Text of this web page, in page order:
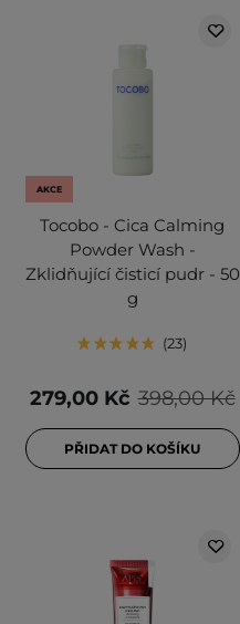
AKCE
Tocobo - Cica Calming
Powder Wash -
Zklidňující čisticí pudr - 50
g
23
398,00 Kč
279,00 Kč
PŘIDAT DO KOŠÍKU